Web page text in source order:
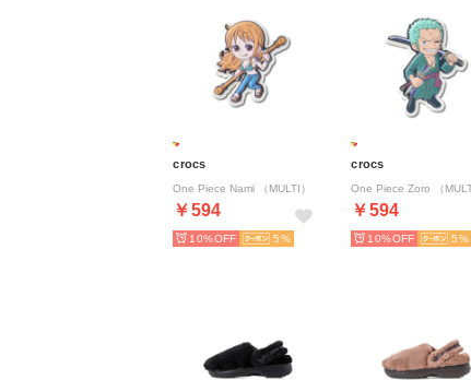
crocs
One Piece Nami （MULTI）
￥594
10% 5
crocs
One Piece Zoro （
￥594
10% 5